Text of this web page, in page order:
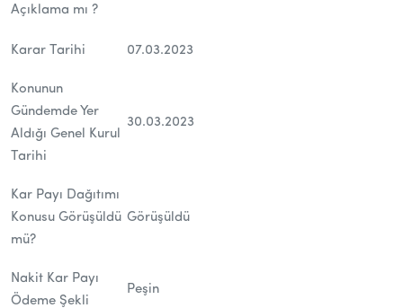
Açıklama mı ?
Karar Tarihi 07.03.2023
Konunun
Gündemde Yer
Aldığı Genel Kurul
Tarihi
30.03.2023
Kar Payı Dağıtımı
Konusu Görüşüldü
mü?
Görüşüldü
Nakit Kar Payı
Ödeme Şekli
Peşin